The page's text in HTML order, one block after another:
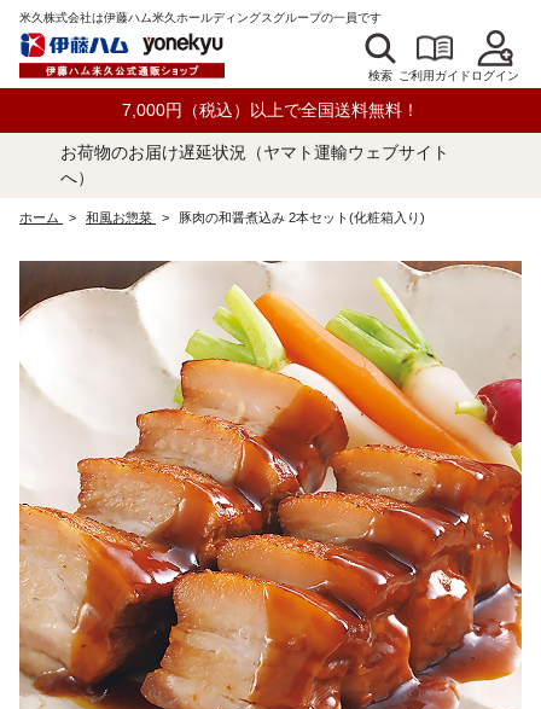
米久株式会社は伊藤ハム米久ホールディングスグループの一員です
検索 ご利用ガイドログイン
7,000円（税込）以上で全国送料無料！
お荷物のお届け遅延状況（ヤマト運輸ウェブサイト
へ）
ホーム > 和風お惣菜 > 豚肉の和醤煮込み 2本セット(化粧箱入り)